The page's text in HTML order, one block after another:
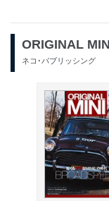
ORIGINAL
ネコ･パブリッシング